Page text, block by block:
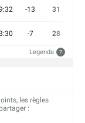
-13 31
-7 28
Legenda ?
les règles
: